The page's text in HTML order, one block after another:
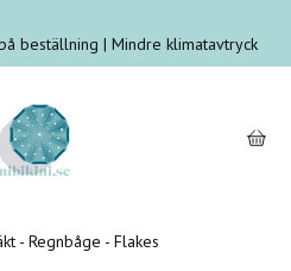
beställning | Mindre klimatavtryck
- Regnbåge - Flakes